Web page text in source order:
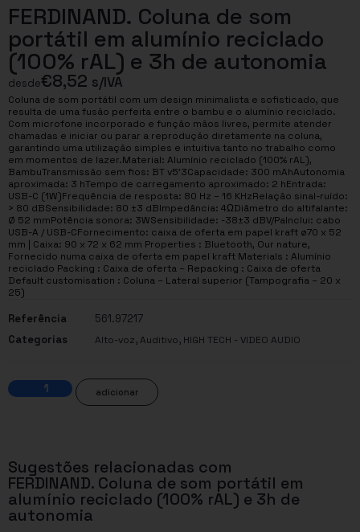
FERDINAND. Coluna de som
portátil em alumínio reciclado
(100% rAL) e 3h de autonomia
desde€8,52 s/IVA
Coluna de som portátil com um design minimalista e sofisticado, que
resulta de uma fusão perfeita entre o bambu e o alumínio reciclado.
Com microfone incorporado e função mãos livres, permite atender
chamadas e iniciar ou parar a reprodução diretamente na coluna,
garantindo uma utilização simples e intuitiva tanto no trabalho como
em momentos de lazer.Material: Alumínio reciclado (100% rAL),
BambuTransmissão sem fios: BT v5’3Capacidade: 300 mAhAutonomia
aproximada: 3 hTempo de carregamento aproximado: 2 hEntrada:
USB-C (1W)Frequência de resposta: 80 Hz – 16 KHzRelação sinal-ruído:
> 80 dBSensibilidade: 80 ±3 dBImpedância: 4ΩDiâmetro do altifalante:
Ø 52 mmPotência sonora: 3WSensibilidade: -38±3 dBV/PaInclui: cabo
USB-A / USB-CFornecimento: caixa de oferta em papel kraft ø70 x 52
mm | Caixa: 90 x 72 x 62 mm Properties : Bluetooth, Our nature,
Fornecido numa caixa de oferta em papel kraft Materials : Alumínio
reciclado Packing : Caixa de oferta – Repacking : Caixa de oferta
Default customisation : Coluna – Lateral superior (Tampografia – 20 x
25)
Referência
561.97217
Categorias
Alto-voz,Auditivo, HIGH TECH - VIDEO AUDIO
adicionar
Sugestões relacionadas com
FERDINAND. Coluna de som portátil em
alumínio reciclado (100% rAL) e 3h de
autonomia